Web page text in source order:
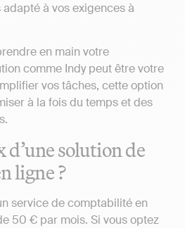
à vos exigences à
en main votre
comme Indy peut être votre
vos tâches, cette option
à la fois du temps et des
d’une solution de
ligne ?
service de comptabilité en
50 € par mois. Si vous optez